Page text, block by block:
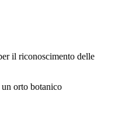
il riconoscimento delle
orto botanico